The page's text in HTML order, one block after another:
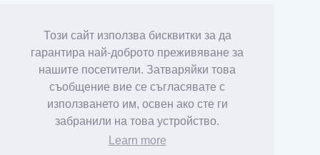
Този сайт използва бисквитки за да
гарантира най-доброто преживяване за
нашите посетители. Затваряйки това
съобщение вие се съгласявате с
използването им, освен ако сте ги
забранили на това устройство.
Learn more